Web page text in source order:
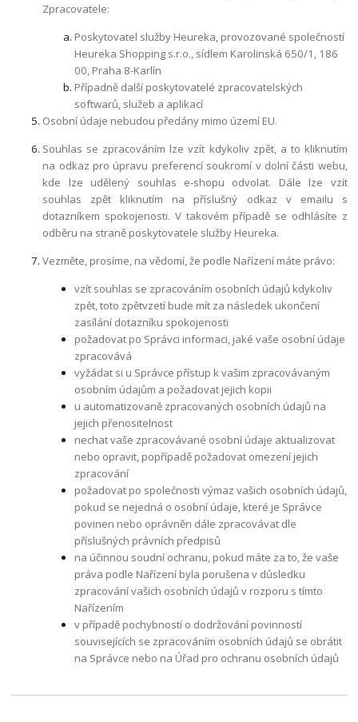
Zpracovatele:
Poskytovatel služby Heureka, provozované společností
Heureka Shopping s.r.o., sídlem Karolinská 650/1, 186
00, Praha 8-Karlín
Případně další poskytovatelé zpracovatelských
softwarů, služeb a aplikací
Osobní údaje nebudou předány mimo území EU.
Souhlas se zpracováním lze vzít kdykoliv zpět, a to kliknutím
na odkaz pro úpravu preferencí soukromí v dolní části webu,
kde lze udělený souhlas e-shopu odvolat. Dále lze vzít
souhlas zpět kliknutím na příslušný odkaz v emailu s
dotazníkem spokojenosti. V takovém případě se odhlásíte z
odběru na straně poskytovatele služby Heureka.
Vezměte, prosíme, na vědomí, že podle Nařízení máte právo:
vzít souhlas se zpracováním osobních údajů kdykoliv
zpět, toto zpětvzetí bude mít za následek ukončení
zasílání dotazníku spokojenosti
požadovat po Správci informaci, jaké vaše osobní údaje
zpracovává
vyžádat si u Správce přístup k vašim zpracovávaným
osobním údajům a požadovat jejich kopii
u automatizovaně zpracovaných osobních údajů na
jejich přenositelnost
nechat vaše zpracovávané osobní údaje aktualizovat
nebo opravit, popřípadě požadovat omezení jejich
zpracování
požadovat po společnosti výmaz vašich osobních údajů,
pokud se nejedná o osobní údaje, které je Správce
povinen nebo oprávněn dále zpracovávat dle
příslušných právních předpisů
na účinnou soudní ochranu, pokud máte za to, že vaše
práva podle Nařízení byla porušena v důsledku
zpracování vašich osobních údajů v rozporu s tímto
Nařízením
v případě pochybností o dodržování povinností
souvisejících se zpracováním osobních údajů se obrátit
na Správce nebo na Úřad pro ochranu osobních údajů